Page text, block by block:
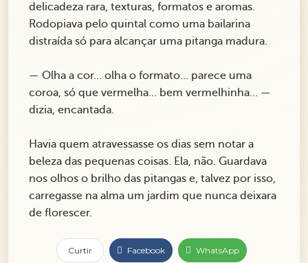
delicadeza rara, texturas, formatos e aromas.
Rodopiava pelo quintal como uma bailarina
distraída só para alcançar uma pitanga madura.
— Olha a cor… olha o formato… parece uma
coroa, só que vermelha… bem vermelhinha… —
dizia, encantada.
Havia quem atravessasse os dias sem notar a
beleza das pequenas coisas. Ela, não. Guardava
nos olhos o brilho das pitangas e, talvez por isso,
carregasse na alma um jardim que nunca deixara
de florescer.
Curtir Facebook WhatsApp